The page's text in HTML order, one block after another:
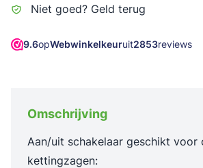
Niet goed? Geld terug
9.6opWebwinkelkeuruit2853reviews
Omschrijving
Aan/uit schakelaar geschikt voor
kettingzagen: